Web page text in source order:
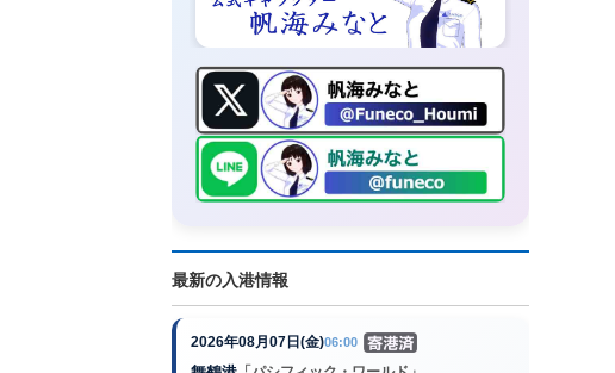
最新の入港情報
2026年08月07日(金)06:00